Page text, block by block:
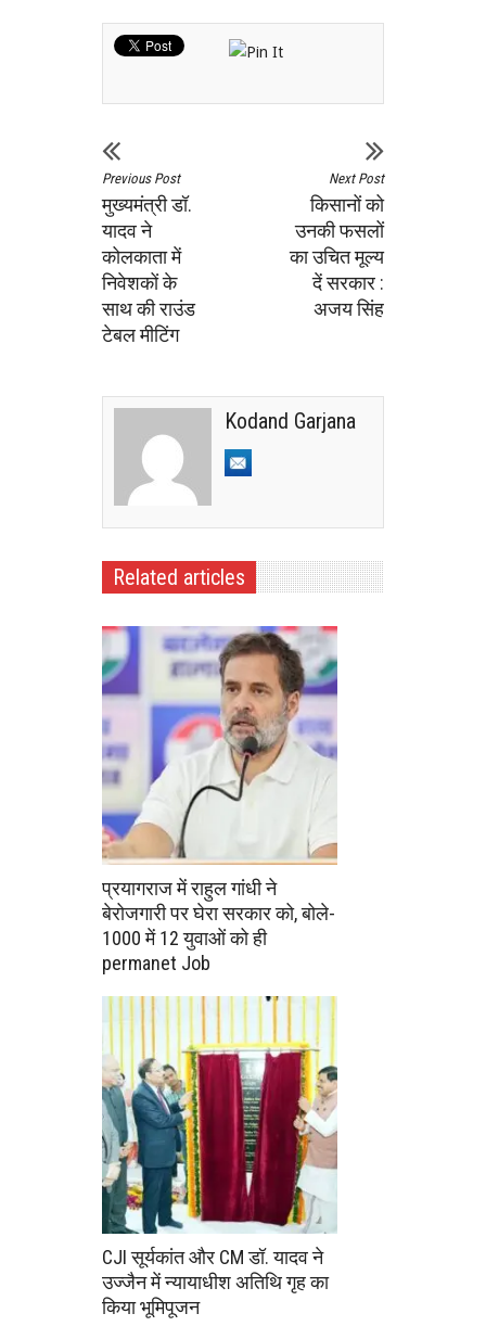
Previous Post
मुख्यमंत्री डॉ.
यादव ने
कोलकाता में
निवेशकों के
साथ की राउंड
टेबल मीटिंग
Next Post
किसानों को
उनकी फसलों
का उचित मूल्य
दें सरकार :
अजय सिंह
Kodand Garjana
Related articles
प्रयागराज में राहुल गांधी ने
बेरोजगारी पर घेरा सरकार को, बोले-
1000 में 12 युवाओं को ही
permanet Job
CJI सूर्यकांत और CM डॉ. यादव ने
उज्जैन में न्यायाधीश अतिथि गृह का
किया भूमिपूजन